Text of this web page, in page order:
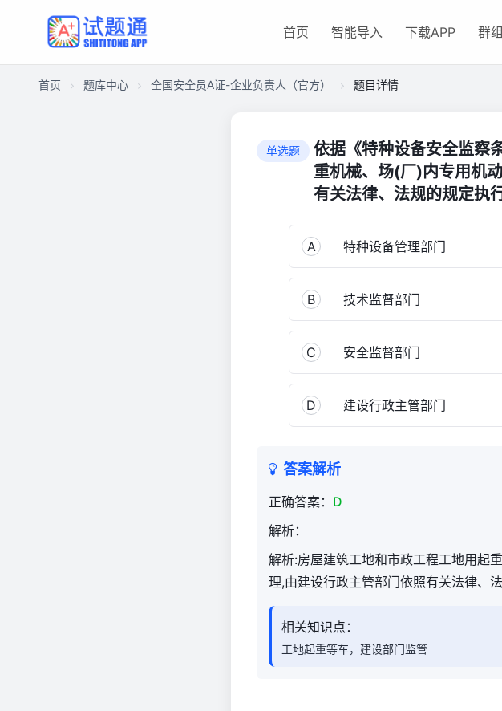
首页 智能导入 下载APP 群
首页 题库中心 全国安全员A证-企业负责人（官方） 题目详情
单选题
依据《特种设备安全监察
重机械、场(厂)内专用机
有关法律、法规的规定执
A 特种设备管理部门
B 技术监督部门
C 安全监督部门
D 建设行政主管部门
答案解析
正确答案： D
解析：
解析:房屋建筑工地和市政工程工地用起
理,由建设行政主管部门依照有关法律、
相关知识点：
工地起重等车，建设部门监管